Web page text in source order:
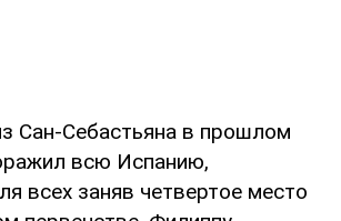
Сан-Себастьяна в прошлом
всю Испанию,
всех заняв четвертое место